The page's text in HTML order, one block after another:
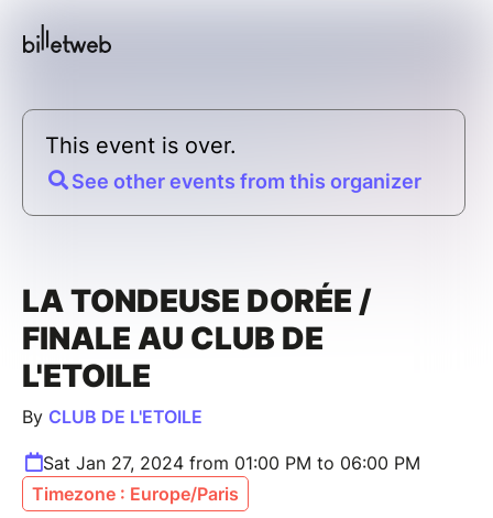
This event is over.
See other events from this organizer
LA TONDEUSE DORÉE /
FINALE AU CLUB DE
L'ETOILE
By CLUB DE L'ETOILE
Sat Jan 27, 2024 from 01:00 PM to 06:00 PM
Timezone : Europe/Paris